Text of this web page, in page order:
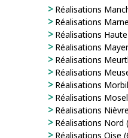
Réalisations
Réalisations
Réalisations
Réalisations
Réalisations
Réalisations
Réalisations
Réalisations
Réalisations
Réalisations Nord
Réalisations Oise